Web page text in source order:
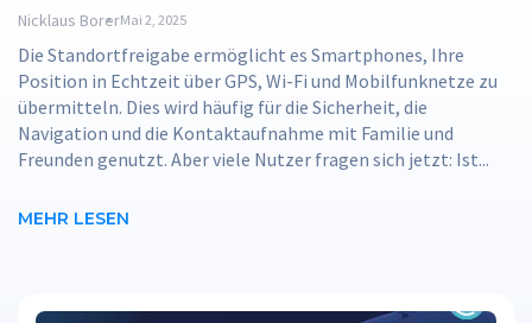
Nicklaus BorerMai 2, 2025
Die Standortfreigabe ermöglicht es Smartphones, Ihre
Position in Echtzeit über GPS, Wi-Fi und Mobilfunknetze zu
übermitteln. Dies wird häufig für die Sicherheit, die
Navigation und die Kontaktaufnahme mit Familie und
Freunden genutzt. Aber viele Nutzer fragen sich jetzt: Ist...
MEHR LESEN